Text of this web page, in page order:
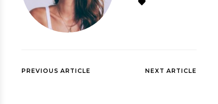
PREVIOUS ARTICLE NEXT ARTICLE